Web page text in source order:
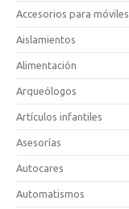
Accesorios para móviles
Aislamientos
Alimentación
Arqueólogos
Artículos infantiles
Asesorías
Autocares
Automatismos